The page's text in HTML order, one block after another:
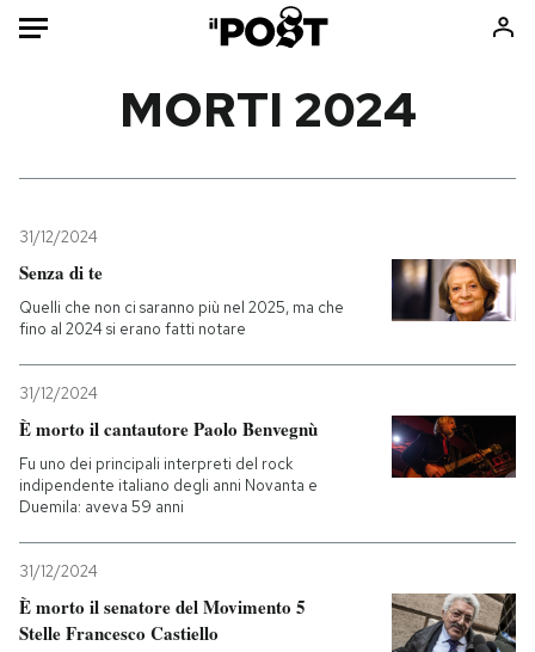
Mondo
Politica
Tecnologia
Internet
Scienza
Economia
Sport
Storie/Idee
Media
Altrecose
Mondiali calcio 2026
PODCAST
MORTI 2024
31/12/2024
Senza di te
Quelli che non ci saranno più nel 2025, ma che
fino al 2024 si erano fatti notare
31/12/2024
È morto il cantautore Paolo Benvegnù
Fu uno dei principali interpreti del rock
indipendente italiano degli anni Novanta e
Duemila: aveva 59 anni
31/12/2024
È morto il senatore del Movimento 5
Stelle Francesco Castiello